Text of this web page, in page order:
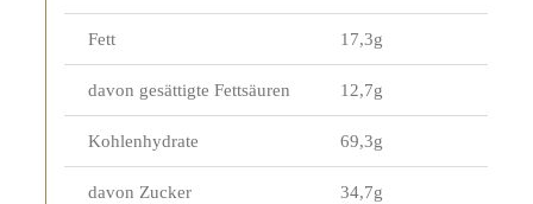
Fett 17,3g
davon gesättigte Fettsäuren 12,7g
Kohlenhydrate 69,3g
davon Zucker 34,7g